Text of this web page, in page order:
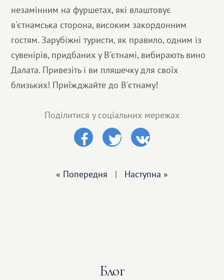
незамінним на фуршетах, які влаштовує
в'єтнамська сторона, високим закордонним
гостям. Зарубіжні туристи, як правило, одним із
сувенірів, придбаних у В'єтнамі, вибирають вино
Далата. Привезіть і ви пляшечку для своїх
близьких! Приїжджайте до В'єтнаму!
Поділитися у соціальних мережах
« Попередня | Наступна »
Блог